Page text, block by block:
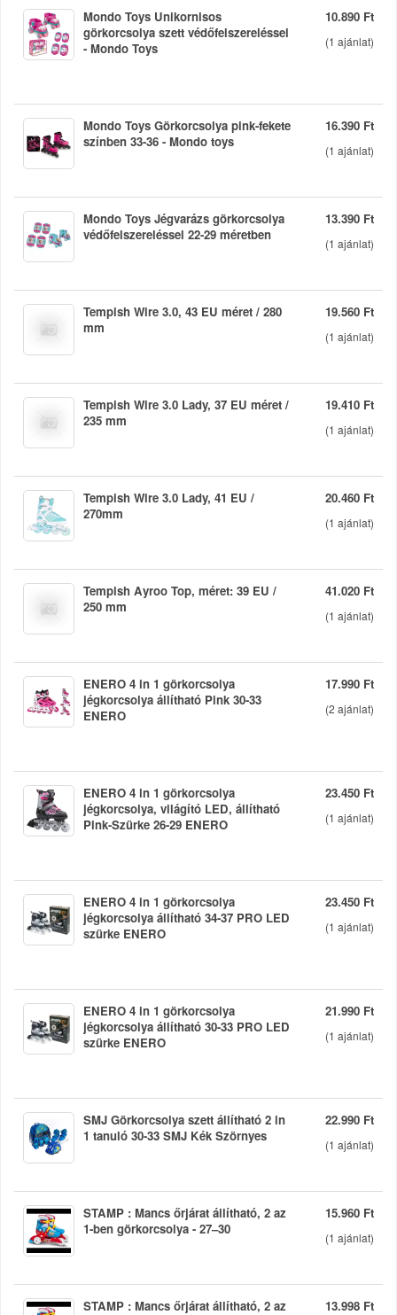
10.890 Ft
(1 ajánlat)
Mondo Toys Unikornisos
görkorcsolya szett védőfelszereléssel
- Mondo Toys
16.390 Ft
(1 ajánlat)
Mondo Toys Görkorcsolya pink-fekete
színben 33-36 - Mondo toys
13.390 Ft
(1 ajánlat)
Mondo Toys Jégvarázs görkorcsolya
védőfelszereléssel 22-29 méretben
19.560 Ft
(1 ajánlat)
Tempish Wire 3.0, 43 EU méret / 280
mm
19.410 Ft
(1 ajánlat)
Tempish Wire 3.0 Lady, 37 EU méret /
235 mm
20.460 Ft
(1 ajánlat)
Tempish Wire 3.0 Lady, 41 EU /
270mm
41.020 Ft
(1 ajánlat)
Tempish Ayroo Top, méret: 39 EU /
250 mm
17.990 Ft
(2 ajánlat)
ENERO 4 in 1 görkorcsolya
jégkorcsolya állítható Pink 30-33
ENERO
23.450 Ft
(1 ajánlat)
ENERO 4 in 1 görkorcsolya
jégkorcsolya, világító LED, állítható
Pink-Szürke 26-29 ENERO
23.450 Ft
(1 ajánlat)
ENERO 4 in 1 görkorcsolya
jégkorcsolya állítható 34-37 PRO LED
szürke ENERO
21.990 Ft
(1 ajánlat)
ENERO 4 in 1 görkorcsolya
jégkorcsolya állítható 30-33 PRO LED
szürke ENERO
22.990 Ft
(1 ajánlat)
SMJ Görkorcsolya szett állítható 2 in
1 tanuló 30-33 SMJ Kék Szörnyes
15.960 Ft
(1 ajánlat)
STAMP : Mancs őrjárat állítható, 2 az
1-ben görkorcsolya - 27–30
13.998 Ft
STAMP : Mancs őrjárat állítható, 2 az